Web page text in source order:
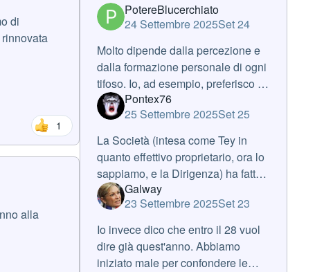
di
1
alla
PotereBlucerchiato
24 Settembre 2025Set 24
Molto dipende dalla percezione e
dalla formazione personale di ogni
tifoso. Io, ad esempio, preferisco i
fatti e non ricordo, a memoria,
nessun Presidente/proprietario che
abbia messo una scadenza e u
Pontex76
25 Settembre 2025Set 25
La Società (intesa come Tey in
quanto effettivo proprietario, ora lo
sappiamo, e la Dirigenza) ha fatto
diversi errori (non curare
minimamente la relazione con i
media regionali, cosa che di per sè
po
Galway
23 Settembre 2025Set 23
Io invece dico che entro il 28 vuol
dire già quest'anno. Abbiamo
iniziato male per confondere le